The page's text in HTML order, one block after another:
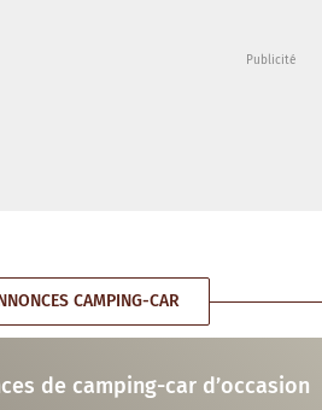
CAMPING-CAR
de camping-car d’occasion